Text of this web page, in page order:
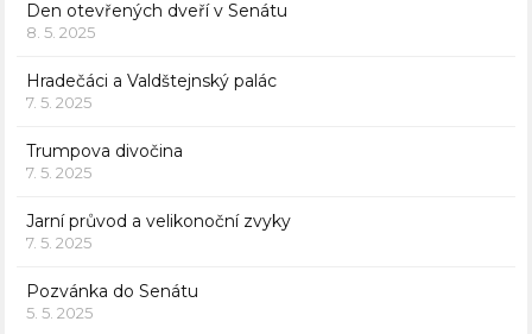
Den otevřených dveří v Senátu
8. 5. 2025
Hradečáci a Valdštejnský palác
7. 5. 2025
Trumpova divočina
7. 5. 2025
Jarní průvod a velikonoční zvyky
7. 5. 2025
Pozvánka do Senátu
5. 5. 2025